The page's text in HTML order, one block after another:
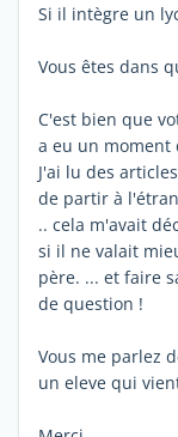
Si il intègre un
Vous êtes dans
C'est bien que
a eu un moment
J'ai lu des
de partir à
.. cela m'avait
si il ne valait
père. ... et faire
de question !
Vous me parlez
un eleve qui